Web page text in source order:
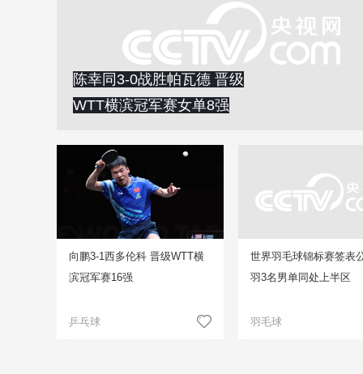
陈幸同3-0战胜帕瓦德 晋级
WTT横滨冠军赛女单8强
向鹏3-1西多伦科 晋级WTT横
滨冠军赛16强
乒乓球
世界羽毛球锦标赛签表
羽3名男单同处上半区
羽毛球